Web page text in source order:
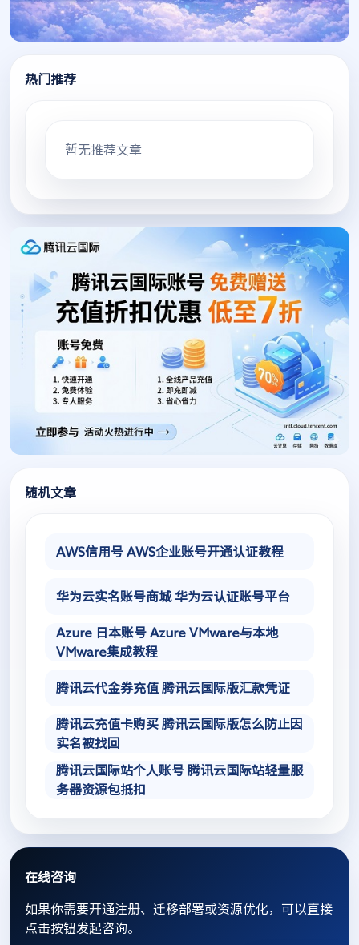
热门推荐
暂无推荐文章
随机文章
AWS信用号 AWS企业账号开通认证教程
华为云实名账号商城 华为云认证账号平台
Azure 日本账号 Azure VMware与本地
VMware集成教程
腾讯云代金券充值 腾讯云国际版汇款凭证
腾讯云充值卡购买 腾讯云国际版怎么防止因
实名被找回
腾讯云国际站个人账号 腾讯云国际站轻量服
务器资源包抵扣
在线咨询
如果你需要开通注册、迁移部署或资源优化，可以直接
点击按钮发起咨询。